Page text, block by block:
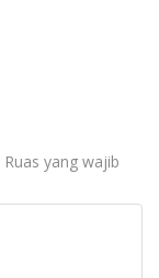
Ruas yang wajib